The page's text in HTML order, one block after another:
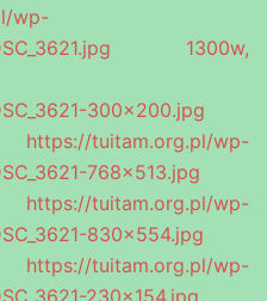
wp-
DSC_3621.jpg 1300w,
300×200.jpg
wp-
768×513.jpg
wp-
830×554.jpg
wp-